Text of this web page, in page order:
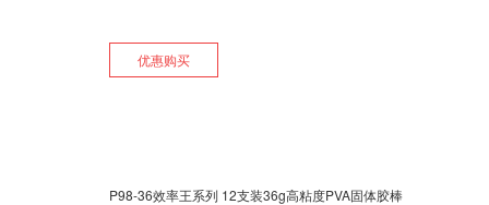
优惠购买
P98-36效率王系列 12支装36g高粘度PVA固体胶棒